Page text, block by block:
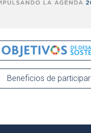
Beneficios de participar